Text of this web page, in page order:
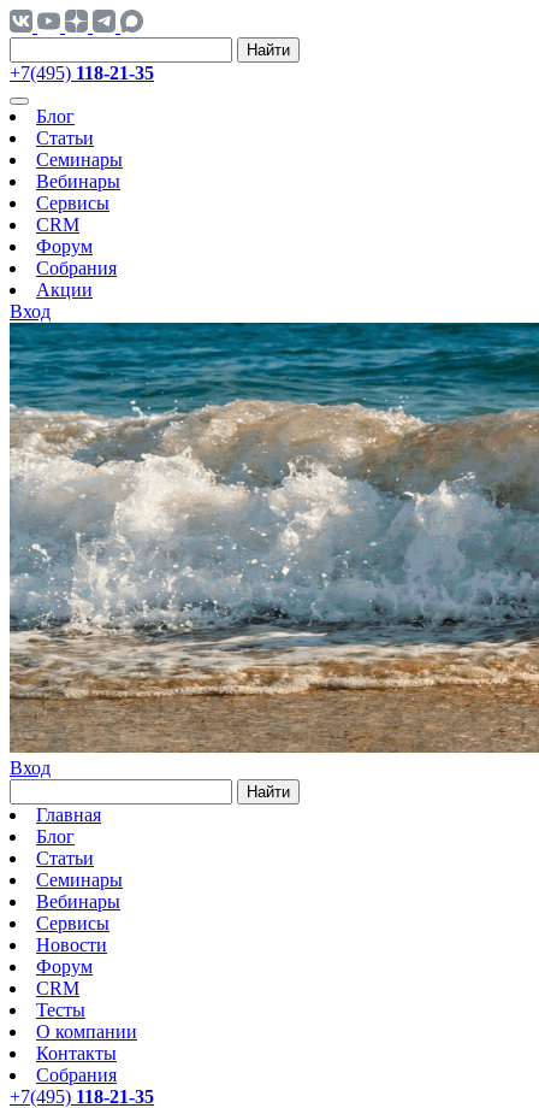
Найти
+7(495) 118-21-35
Блог
Статьи
Семинары
Вебинары
Сервисы
CRM
Форум
Собрания
Акции
Вход
Вход
Найти
Главная
Блог
Статьи
Семинары
Вебинары
Сервисы
Новости
Форум
CRM
Тесты
О компании
Контакты
Собрания
+7(495) 118-21-35